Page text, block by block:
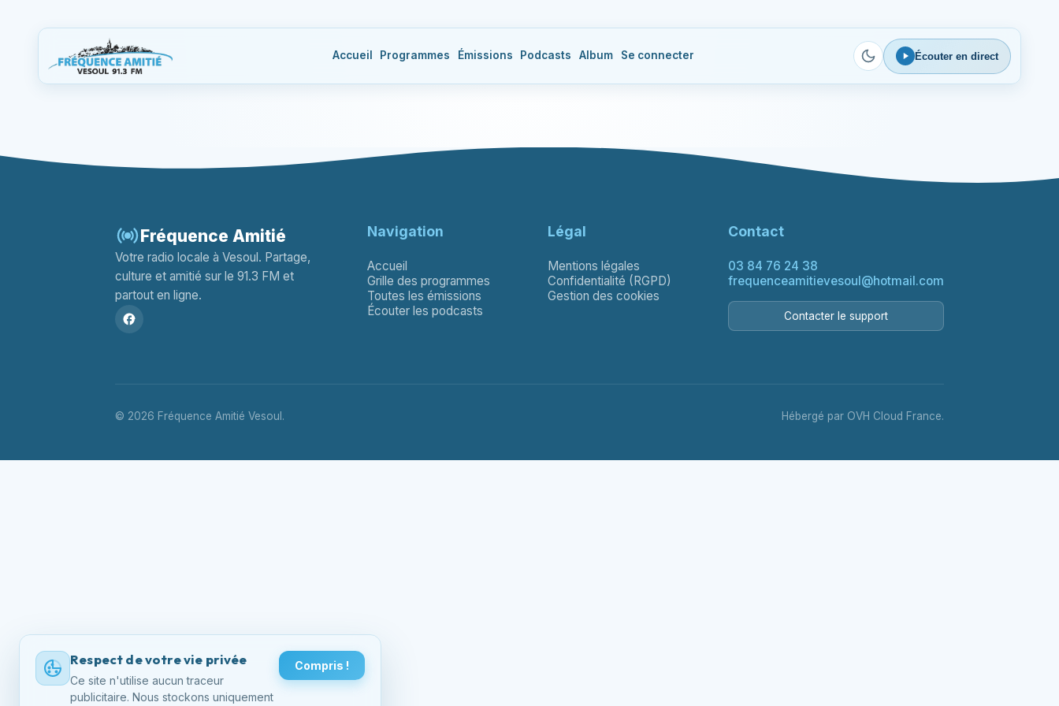
Respect de votre vie privée
Ce site n'utilise aucun traceur
publicitaire. Nous stockons uniquement
Compris !
Accueil Programmes Émissions Podcasts Album Se connecter Écouter en direct
Fréquence Amitié
Votre radio locale à Vesoul. Partage,
culture et amitié sur le 91.3 FM et
partout en ligne.
Navigation
Accueil
Grille des programmes
Toutes les émissions
Écouter les podcasts
Légal
Mentions légales
Confidentialité (RGPD)
Gestion des cookies
Contact
03 84 76 24 38
frequenceamitievesoul@hotmail.com
Contacter le support
© 2026 Fréquence Amitié Vesoul. Hébergé par OVH Cloud France.